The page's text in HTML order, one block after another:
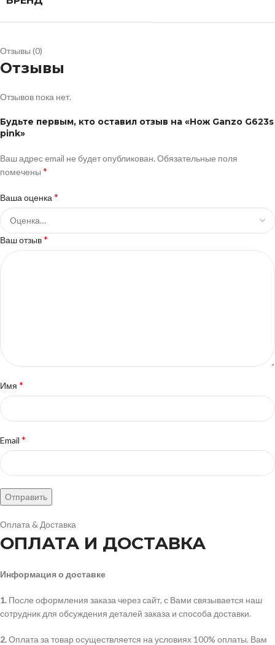
Отзывы (0)
Отзывы
Отзывов пока нет.
Будьте первым, кто оставил отзыв на «Нож Ganzo G623s
pink»
Ваш адрес email не будет опубликован. Обязательные поля
помечены *
Ваша оценка *
Ваш отзыв*
Имя *
Email *
Оплата & Доставка
ОПЛАТА И ДОСТАВКА
Информация о доставке
1. После оформления заказа через сайт, с Вами связывается наш
сотрудник для обсуждения деталей заказа и способа доставки.
2.Оплата за товар осуществляется на условиях 100% оплаты. Вам